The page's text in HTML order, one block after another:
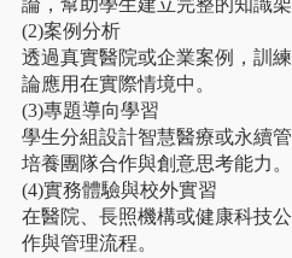
論，幫助學生建立完整的知識架
(2)案例分析
透過真實醫院或企業案例，訓
論應用在實際情境中。
(3)專題導向學習
學生分組設計智慧醫療或永續
培養團隊合作與創意思考能力。
(4)實務體驗與校外實習
在醫院、長照機構或健康科技
作與管理流程。